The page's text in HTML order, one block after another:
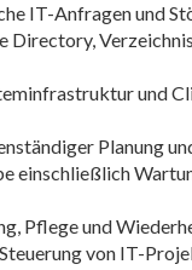
IT-Anfragen und
und
Planung
einschließlich
Pflege und
von IT-